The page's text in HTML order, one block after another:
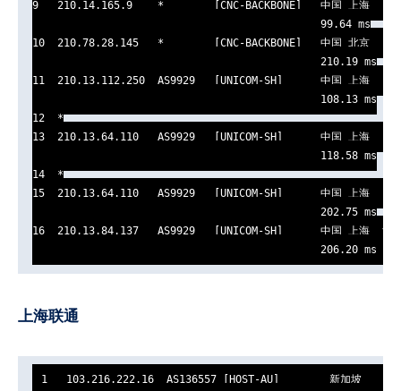
9   210.14.165.9    *        [CNC-BACKBONE]   中国 上海
                                              99.64 ms
10  210.78.28.145   *        [CNC-BACKBONE]   中国 北京
                                              210.19 ms
11  210.13.112.250  AS9929   [UNICOM-SH]      中国 上海
                                              108.13 ms
12  *
13  210.13.64.110   AS9929   [UNICOM-SH]      中国 上海
                                              118.58 ms
14  *
15  210.13.64.110   AS9929   [UNICOM-SH]      中国 上海
                                              202.75 ms
16  210.13.84.137   AS9929   [UNICOM-SH]      中国 上海  浦
                                              206.20 ms
上海联通
1   103.216.222.16  AS136557 [HOST-AU]        新加坡